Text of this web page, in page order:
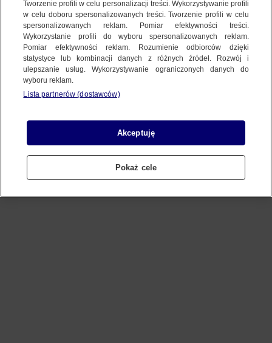
Oops!
Something went wrong. Please try
refreshing the app
Tworzenie profili w celu personalizacji treści. Wykorzystywanie profili
w celu doboru spersonalizowanych treści. Tworzenie profili w celu
spersonalizowanych reklam. Pomiar efektywności treści.
Wykorzystanie profili do wyboru spersonalizowanych reklam.
Pomiar efektywności reklam. Rozumienie odbiorców dzięki
statystyce lub kombinacji danych z różnych źródeł. Rozwój i
ulepszanie usług. Wykorzystywanie ograniczonych danych do
wyboru reklam.
Lista partnerów (dostawców)
Akceptuję
Pokaż cele